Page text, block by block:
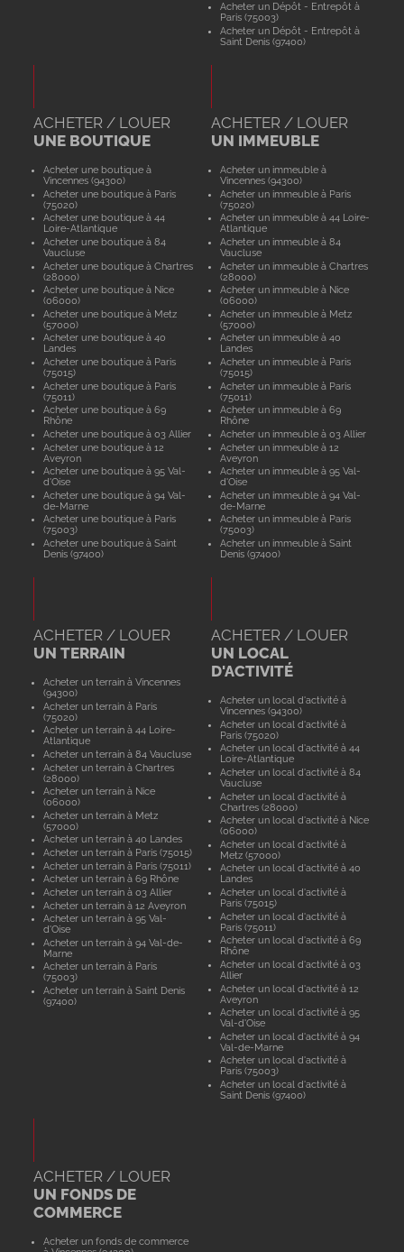
Acheter un Dépôt - Entrepôt à
Paris (75003)
Acheter un Dépôt - Entrepôt à
Saint Denis (97400)
ACHETER / LOUER
UNE BOUTIQUE
Acheter une boutique à
Vincennes (94300)
Acheter une boutique à Paris
(75020)
Acheter une boutique à 44
Loire-Atlantique
Acheter une boutique à 84
Vaucluse
Acheter une boutique à Chartres
(28000)
Acheter une boutique à Nice
(06000)
Acheter une boutique à Metz
(57000)
Acheter une boutique à 40
Landes
Acheter une boutique à Paris
(75015)
Acheter une boutique à Paris
(75011)
Acheter une boutique à 69
Rhône
Acheter une boutique à 03 Allier
Acheter une boutique à 12
Aveyron
Acheter une boutique à 95 Val-
d'Oise
Acheter une boutique à 94 Val-
de-Marne
Acheter une boutique à Paris
(75003)
Acheter une boutique à Saint
Denis (97400)
ACHETER / LOUER
UN IMMEUBLE
Acheter un immeuble à
Vincennes (94300)
Acheter un immeuble à Paris
(75020)
Acheter un immeuble à 44 Loire-
Atlantique
Acheter un immeuble à 84
Vaucluse
Acheter un immeuble à Chartres
(28000)
Acheter un immeuble à Nice
(06000)
Acheter un immeuble à Metz
(57000)
Acheter un immeuble à 40
Landes
Acheter un immeuble à Paris
(75015)
Acheter un immeuble à Paris
(75011)
Acheter un immeuble à 69
Rhône
Acheter un immeuble à 03 Allier
Acheter un immeuble à 12
Aveyron
Acheter un immeuble à 95 Val-
d'Oise
Acheter un immeuble à 94 Val-
de-Marne
Acheter un immeuble à Paris
(75003)
Acheter un immeuble à Saint
Denis (97400)
ACHETER / LOUER
UN TERRAIN
Acheter un terrain à Vincennes
(94300)
Acheter un terrain à Paris
(75020)
Acheter un terrain à 44 Loire-
Atlantique
Acheter un terrain à 84 Vaucluse
Acheter un terrain à Chartres
(28000)
Acheter un terrain à Nice
(06000)
Acheter un terrain à Metz
(57000)
Acheter un terrain à 40 Landes
Acheter un terrain à Paris (75015)
Acheter un terrain à Paris (75011)
Acheter un terrain à 69 Rhône
Acheter un terrain à 03 Allier
Acheter un terrain à 12 Aveyron
Acheter un terrain à 95 Val-
d'Oise
Acheter un terrain à 94 Val-de-
Marne
Acheter un terrain à Paris
(75003)
Acheter un terrain à Saint Denis
(97400)
ACHETER / LOUER
UN LOCAL
D'ACTIVITÉ
Acheter un local d'activité à
Vincennes (94300)
Acheter un local d'activité à
Paris (75020)
Acheter un local d'activité à 44
Loire-Atlantique
Acheter un local d'activité à 84
Vaucluse
Acheter un local d'activité à
Chartres (28000)
Acheter un local d'activité à Nice
(06000)
Acheter un local d'activité à
Metz (57000)
Acheter un local d'activité à 40
Landes
Acheter un local d'activité à
Paris (75015)
Acheter un local d'activité à
Paris (75011)
Acheter un local d'activité à 69
Rhône
Acheter un local d'activité à 03
Allier
Acheter un local d'activité à 12
Aveyron
Acheter un local d'activité à 95
Val-d'Oise
Acheter un local d'activité à 94
Val-de-Marne
Acheter un local d'activité à
Paris (75003)
Acheter un local d'activité à
Saint Denis (97400)
ACHETER / LOUER
UN FONDS DE
COMMERCE
Acheter un fonds de commerce